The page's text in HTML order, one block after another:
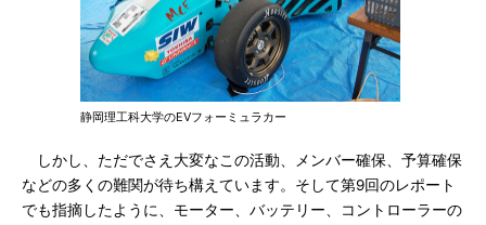
静岡理工科大学のEVフォーミュラカー
しかし、ただでさえ大変なこの活動、メンバー確保、予算確保
などの多くの難関が待ち構えています。そして第9回のレポート
でも指摘したように、モーター、バッテリー、コントローラーの